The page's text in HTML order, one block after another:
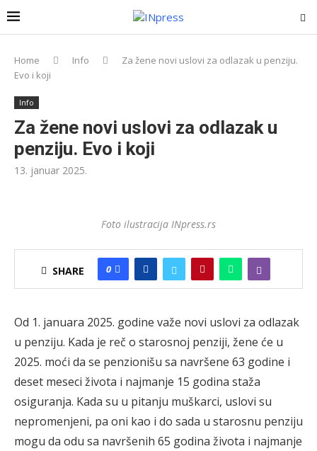
Home Info
Za žene novi uslovi za odlazak u penziju.
Evo i koji
Info
Za žene novi uslovi za odlazak u
penziju. Evo i koji
13. januar 2025.
Foto ilustracija INpress.rs
SHARE 0
Od 1. januara 2025. godine važe novi uslovi za odlazak
u penziju. Kada je reč o starosnoj penziji, žene će u
2025. moći da se penzionišu sa navršene 63 godine i
deset meseci života i najmanje 15 godina staža
osiguranja. Kada su u pitanju muškarci, uslovi su
nepromenjeni, pa oni kao i do sada u starosnu penziju
mogu da odu sa navršenih 65 godina života i najmanje